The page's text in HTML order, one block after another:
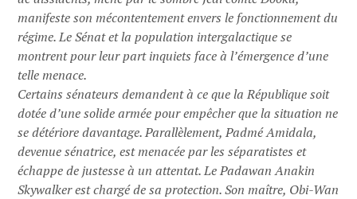
manifeste son mécontentement envers le fonctionnement du
régime. Le Sénat et la population intergalactique se
montrent pour leur part inquiets face à l’émergence d’une
telle menace.
Certains sénateurs demandent à ce que la République soit
dotée d’une solide armée pour empêcher que la situation ne
se détériore davantage. Parallèlement, Padmé Amidala,
devenue sénatrice, est menacée par les séparatistes et
échappe de justesse à un attentat. Le Padawan Anakin
Skywalker est chargé de sa protection. Son maître, Obi-Wan